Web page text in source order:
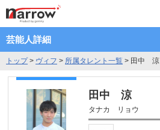
芸能人詳細
トップ> ヴィフ > 所属タレント一覧 > 田中 涼
田中 涼
タナカ リョウ